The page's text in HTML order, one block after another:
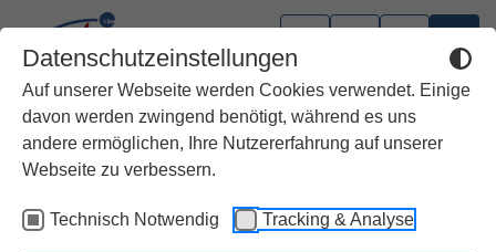
Datenschutzeinstellungen
Auf unserer Webseite werden Cookies verwendet. Einige
davon werden zwingend benötigt, während es uns
andere ermöglichen, Ihre Nutzererfahrung auf unserer
Webseite zu verbessern.
Technisch Notwendig Tracking & Analyse